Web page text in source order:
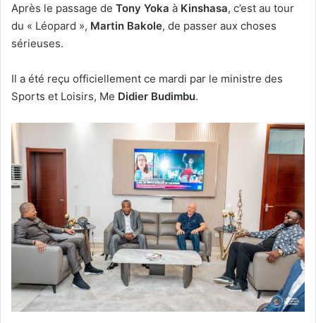
Après le passage de Tony Yoka à Kinshasa, c’est au tour
du « Léopard », Martin Bakole, de passer aux choses
sérieuses.
Il a été reçu officiellement ce mardi par le ministre des
Sports et Loisirs, Me Didier Budimbu.